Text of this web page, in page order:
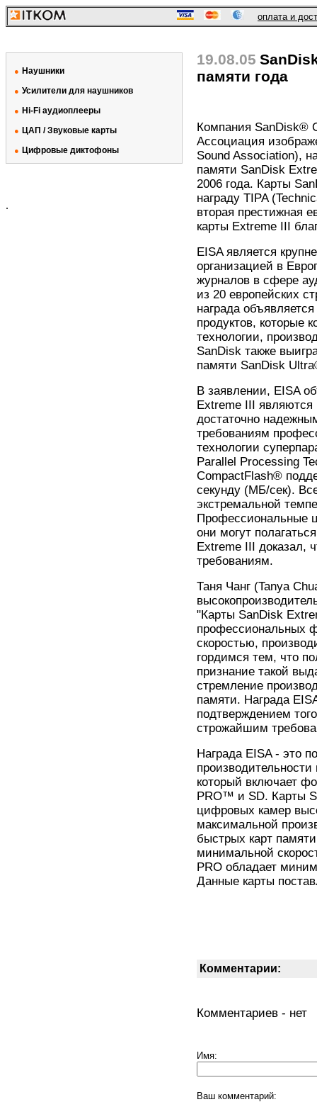
оплата и
● Наушники
● Усилители для наушников
● Hi-Fi аудиоплееры
● ЦАП / Звуковые карты
● Цифровые диктофоны
.
19.08.05
памяти года
Компания SanDisk®
Ассоциация
Sound Association),
памяти SanDisk
2006 года. Карты
награду TIPA
вторая престижная
карты Extreme III
EISA является
организацией в
журналов в сфере
из 20 европейских
награда
продуктов, которые
технологии,
SanDisk также
памяти SanDisk
В заявлении, EISA
Extreme III
достаточно
требованиям
технологии
Parallel Processing
CompactFlash®
секунду (МБ/сек).
экстремальной
Профессиональные
они могут
Extreme III доказал,
требованиям.
Таня Чанг (Tanya
"Карты SanDisk
профессиональных
скоростью,
гордимся тем, что
признание такой
стремление
памяти. Награда
подтверждением
строжайшим
Награда EISA - это
который включает
PRO™ и SD. Карты
цифровых камер
максимальной
быстрых карт
минимальной
PRO обладает
Данные карты
Комментарии:
Комментариев - нет
Имя:
Ваш комментарий: